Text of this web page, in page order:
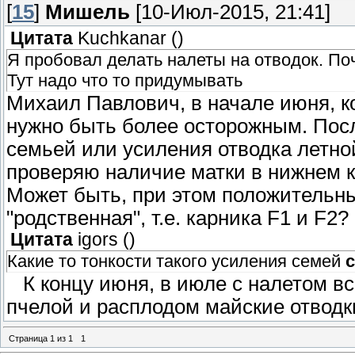
[15] Мишель [10-Июл-2015, 21:41]
Цитата Kuchkanar ()
Я пробовал делать налеты на отводок.
Тут надо что то придумывать
Михаил Павлович, в начале июня,
нужно быть более осторожным.
семьей или усиления отводка
проверяю наличие матки в нижнем
Может быть, при этом
"родственная", т.е. карника F1 и F2?
Цитата igors ()
Какие то тонкости такого усиления семей
К концу июня, в июле с налетом
пчелой и расплодом майские
Страница 1 из 1 1